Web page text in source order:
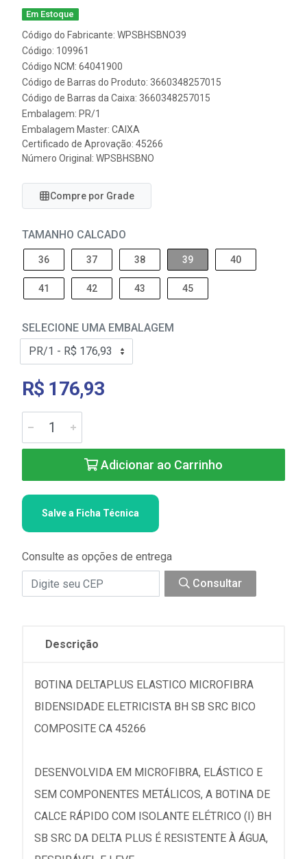
Em Estoque
Código do Fabricante: WPSBHSBNO39
Código: 109961
Código NCM: 64041900
Código de Barras do Produto: 3660348257015
Código de Barras da Caixa: 3660348257015
Embalagem: PR/1
Embalagem Master: CAIXA
Certificado de Aprovação: 45266
Número Original: WPSBHSBNO
Compre por Grade
TAMANHO CALCADO
36 37 38 39 40
41 42 43 45
SELECIONE UMA EMBALAGEM
R$ 176,93
Adicionar ao Carrinho
Salve a Ficha Técnica
Consulte as opções de entrega
Consultar
Descrição
BOTINA DELTAPLUS ELASTICO MICROFIBRA
BIDENSIDADE ELETRICISTA BH SB SRC BICO
COMPOSITE CA 45266
DESENVOLVIDA EM MICROFIBRA, ELÁSTICO E
SEM COMPONENTES METÁLICOS, A BOTINA DE
CALCE RÁPIDO COM ISOLANTE ELÉTRICO (I) BH
SB SRC DA DELTA PLUS É RESISTENTE À ÁGUA,